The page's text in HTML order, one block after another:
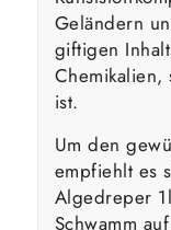
Geländern
giftigen
Chemikalien,
ist.
Um den
empfiehlt es
Algedreper
Schwamm